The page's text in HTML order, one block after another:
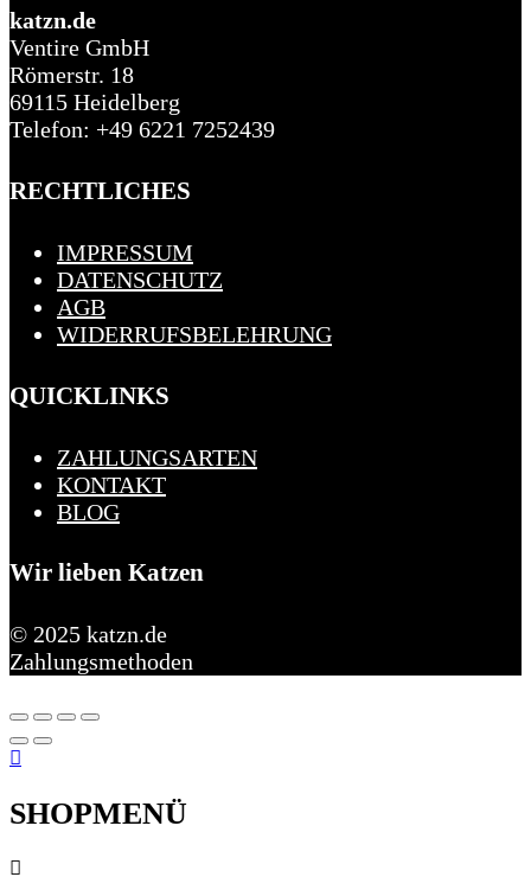
katzn.de
Ventire GmbH
Römerstr. 18
69115 Heidelberg
Telefon: +49 6221 7252439
RECHTLICHES
IMPRESSUM
DATENSCHUTZ
AGB
WIDERRUFSBELEHRUNG
QUICKLINKS
ZAHLUNGSARTEN
KONTAKT
BLOG
Wir lieben Katzen
© 2025 katzn.de
Zahlungsmethoden
SHOPMENÜ